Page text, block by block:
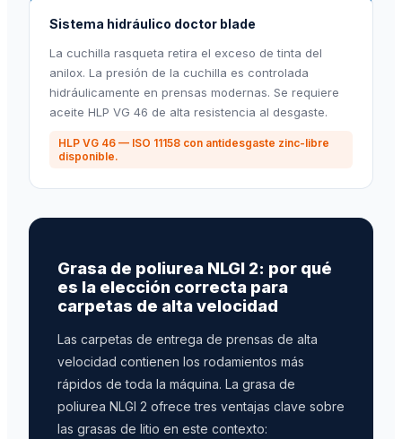
Sistema hidráulico doctor blade
La cuchilla rasqueta retira el exceso de tinta del
anilox. La presión de la cuchilla es controlada
hidráulicamente en prensas modernas. Se requiere
aceite HLP VG 46 de alta resistencia al desgaste.
HLP VG 46 — ISO 11158 con antidesgaste zinc-libre
disponible.
Grasa de poliurea NLGI 2: por qué
es la elección correcta para
carpetas de alta velocidad
Las carpetas de entrega de prensas de alta
velocidad contienen los rodamientos más
rápidos de toda la máquina. La grasa de
poliurea NLGI 2 ofrece tres ventajas clave sobre
las grasas de litio en este contexto: